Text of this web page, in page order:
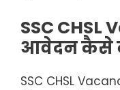
SSC CHSL
आवेदन कैसे
SSC CHSL